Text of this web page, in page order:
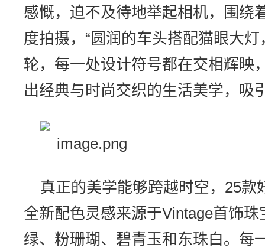
感慨，迫不及待地举起相机，围绕
度拍摄，“圆润的车头搭配猫眼大
轮，每一处设计符号都在交相辉映
出经典与时尚交织的生活美学，吸
真正的美学能够跨越时空，25款
全新配色灵感来源于Vintage首饰
绿、粉珊瑚、碧青玉和东珠白。每